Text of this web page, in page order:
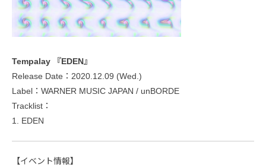
Tempalay 『EDEN』
Release Date：2020.12.09 (Wed.)
Label：WARNER MUSIC JAPAN / unBORDE
Tracklist：
1. EDEN
【イベント情報】